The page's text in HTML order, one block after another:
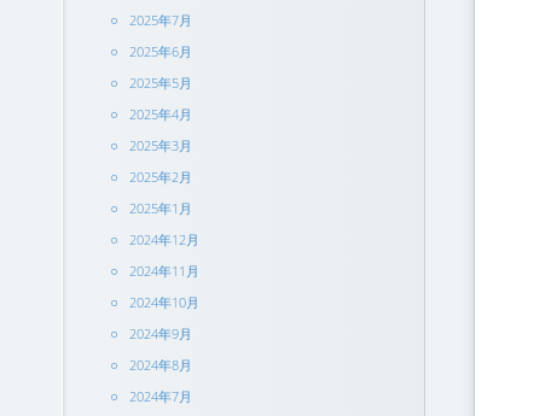
2025年7月
2025年6月
2025年5月
2025年4月
2025年3月
2025年2月
2025年1月
2024年12月
2024年11月
2024年10月
2024年9月
2024年8月
2024年7月